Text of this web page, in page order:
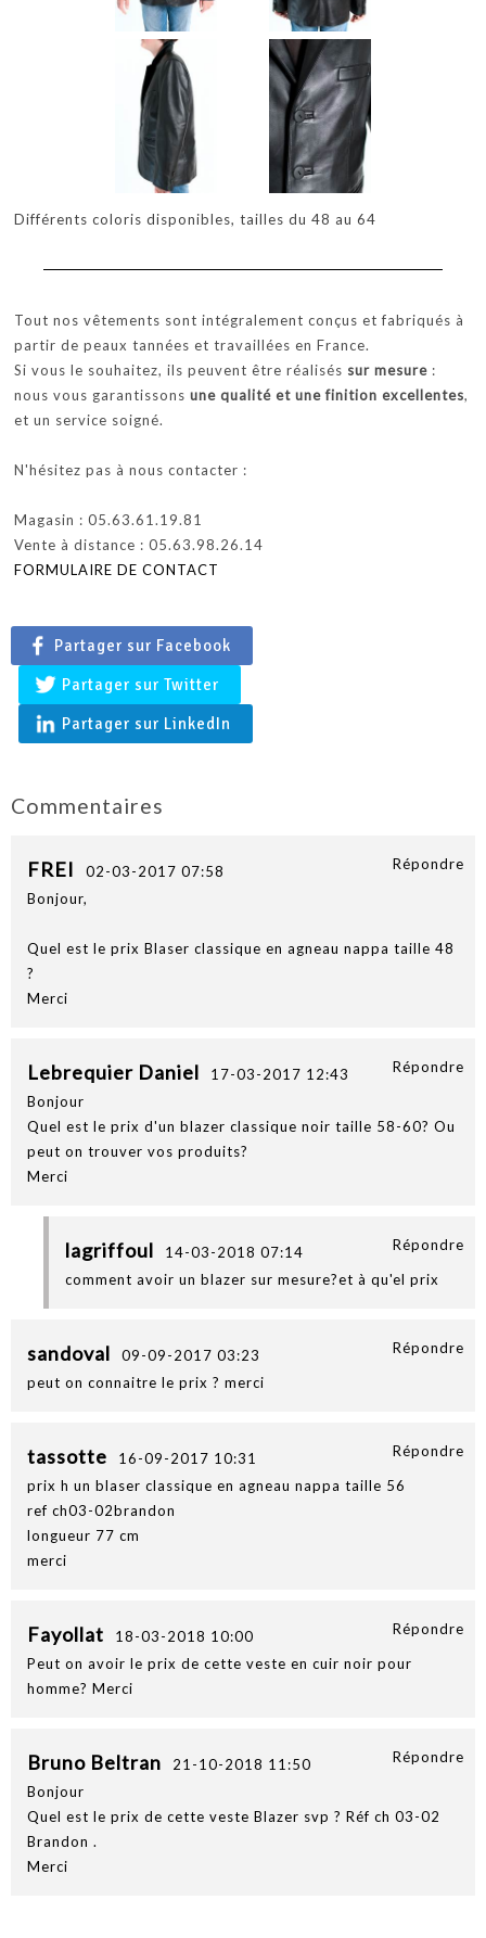
Différents coloris disponibles, tailles du 48 au 64
Tout nos vêtements sont intégralement conçus et fabriqués à
partir de peaux tannées et travaillées en France.
Si vous le souhaitez, ils peuvent être réalisés sur mesure :
nous vous garantissons une qualité et une finition excellentes,
et un service soigné.
N'hésitez pas à nous contacter :
Magasin : 05.63.61.19.81
Vente à distance : 05.63.98.26.14
FORMULAIRE DE CONTACT
Partager sur Facebook
Partager sur Twitter
Partager sur LinkedIn
Commentaires
FREI 02-03-2017 07:58
Répondre
Bonjour,
Quel est le prix Blaser classique en agneau nappa taille 48
?
Merci
Lebrequier Daniel 17-03-2017 12:43
Répondre
Bonjour
Quel est le prix d'un blazer classique noir taille 58-60? Ou
peut on trouver vos produits?
Merci
lagriffoul 14-03-2018 07:14
Répondre
comment avoir un blazer sur mesure?et à qu'el prix
sandoval 09-09-2017 03:23
Répondre
peut on connaitre le prix ? merci
tassotte 16-09-2017 10:31
Répondre
prix h un blaser classique en agneau nappa taille 56
ref ch03-02brandon
longueur 77 cm
merci
Fayollat 18-03-2018 10:00
Répondre
Peut on avoir le prix de cette veste en cuir noir pour
homme? Merci
Bruno Beltran 21-10-2018 11:50
Répondre
Bonjour
Quel est le prix de cette veste Blazer svp ? Réf ch 03-02
Brandon .
Merci